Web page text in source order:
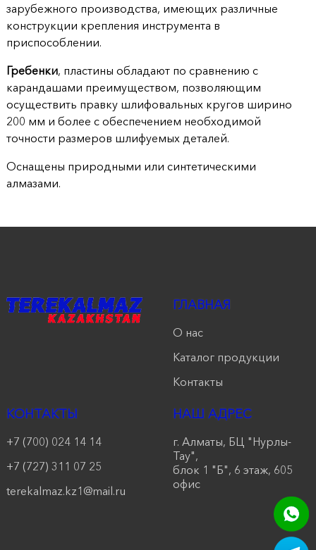
зарубежного производства, имеющих различные
конструкции крепления инструмента в
приспособлении.
Гребенки, пластины обладают по сравнению с
карандашами преимуществом, позволяющим
осуществить правку шлифовальных кругов ширино
200 мм и более с обеспечением необходимой
точности размеров шлифуемых деталей.
Оснащены природными или синтетическими
алмазами.
ГЛАВНАЯ
О нас
Каталог продукции
Контакты
КОНТАКТЫ
+7 (700) 024 14 14
+7 (727) 311 07 25
terekalmaz.kz1@mail.ru
НАШ АДРЕС
г. Алматы, БЦ "Нурлы-
Тау",
блок 1 "Б", 6 этаж, 605
офис